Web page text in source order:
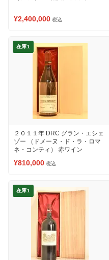
¥2,400,000 税込
在庫1
２０１１年 DRC グラン・エシェ
ゾー （ドメーヌ・ド・ラ・ロマ
ネ・コンティ） 赤ワイン
¥810,000 税込
在庫1